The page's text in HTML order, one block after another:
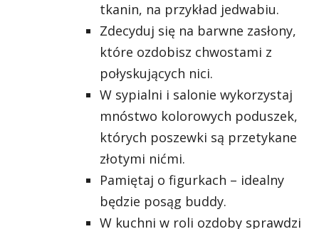
tkanin, na przykład jedwabiu.
Zdecyduj się na barwne zasłony,
które ozdobisz chwostami z
połyskujących nici.
W sypialni i salonie wykorzystaj
mnóstwo kolorowych poduszek,
których poszewki są przetykane
złotymi nićmi.
Pamiętaj o figurkach – idealny
będzie posąg buddy.
W kuchni w roli ozdoby sprawdzi